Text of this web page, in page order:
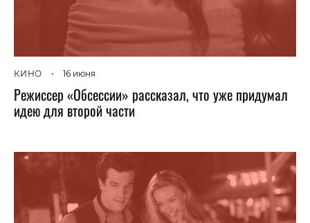
КИНО • 16 июня
Режиссер «Обсессии» рассказал, что уже придумал
идею для второй части